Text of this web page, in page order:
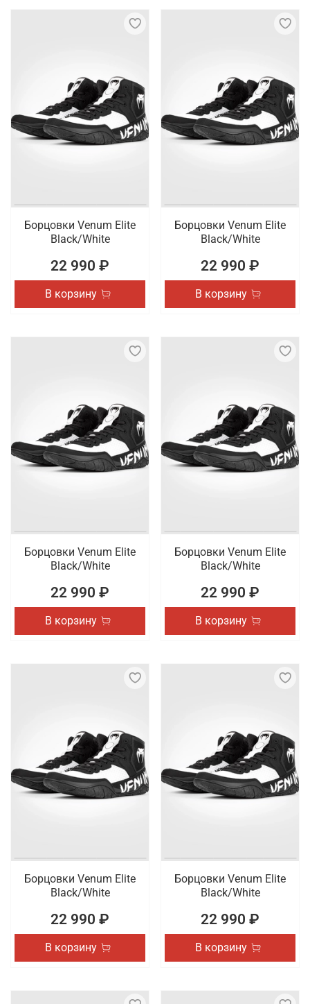
Борцовки Venum Elite
Black/White
22 990 ₽
В корзину
Борцовки Venum Elite
Black/White
22 990 ₽
В корзину
Борцовки Venum Elite
Black/White
22 990 ₽
В корзину
Борцовки Venum Elite
Black/White
22 990 ₽
В корзину
Борцовки Venum Elite
Black/White
22 990 ₽
В корзину
Борцовки Venum Elite
Black/White
22 990 ₽
В корзину